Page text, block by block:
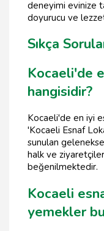
deneyimi evinize
doyurucu ve
Sıkça
Kocaeli'de
hangisidir?
Kocaeli'de en iyi
'Kocaeli Esnaf
sunulan
halk ve
beğenilmektedir.
Kocaeli
yemekler